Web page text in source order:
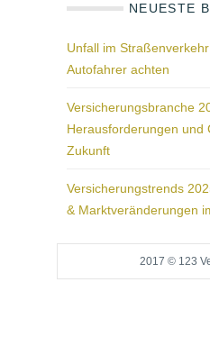
NEUESTE
Unfall im
Autofahrer achten
Versicherungsbranche
Herausforderungen und
Zukunft
Versicherungstrends
& Marktveränderungen
2017 © 123